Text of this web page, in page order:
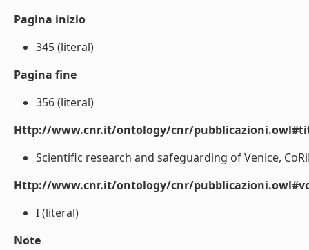
Pagina inizio
345 (literal)
Pagina fine
356 (literal)
Http://www.cnr.it/ontology/cnr/
Scientific research and safeguarding of Venice,
Http://www.cnr.it/ontology/cnr/
I (literal)
Note